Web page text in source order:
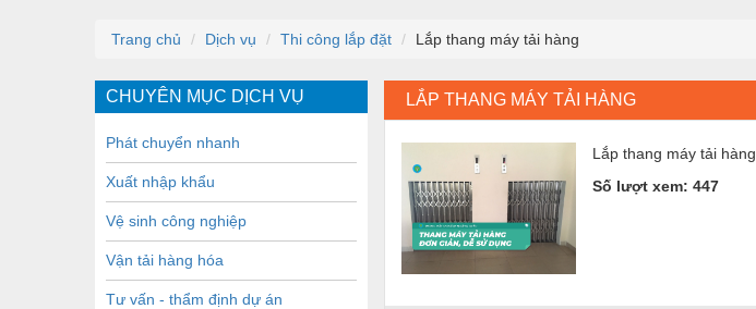
Trang chủ Dịch vụ Thi công lắp đặt Lắp thang máy tải hàng
CHUYÊN MỤC DỊCH VỤ
Phát chuyển nhanh
Xuất nhập khẩu
Vệ sinh công nghiệp
Vận tải hàng hóa
Tư vấn - thẩm định dự án
LẮP THANG MÁY TẢI HÀNG
Lắp thang máy tải hàng
Số lượt xem: 447